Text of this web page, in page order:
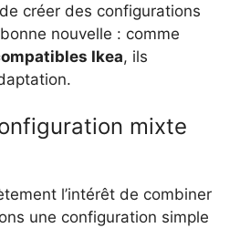
créer des configurations
nouvelle : comme
Ikea, ils
mixte
l’intérêt de combiner
une configuration simple